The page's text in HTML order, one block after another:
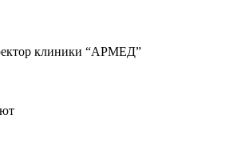
клиники “АРМЕД”